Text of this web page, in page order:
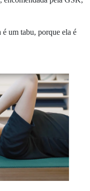
é um tabu, porque ela é